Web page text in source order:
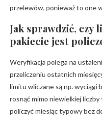
przelewów, ponieważ to one
Jak sprawdzić,
pakiecie jest
Weryfikacja polega na
przeliczeniu ostatnich
limitu wliczane są np. wyciągi
rosnąć mimo niewielkiej
policzyć miesiąc typowy bez